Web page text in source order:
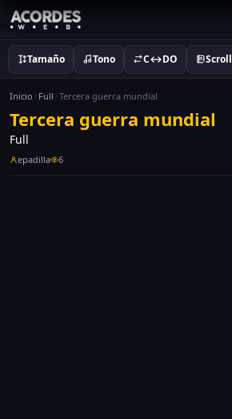
Tamaño Tono C↔DO Scroll
Inicio Full Tercera guerra mundial
Tercera guerra mundial
Full
epadilla 6